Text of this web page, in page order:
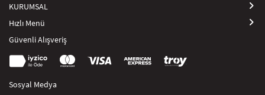
KURUMSAL
Hızlı Menü
Güvenli Alışveriş
Sosyal Medya